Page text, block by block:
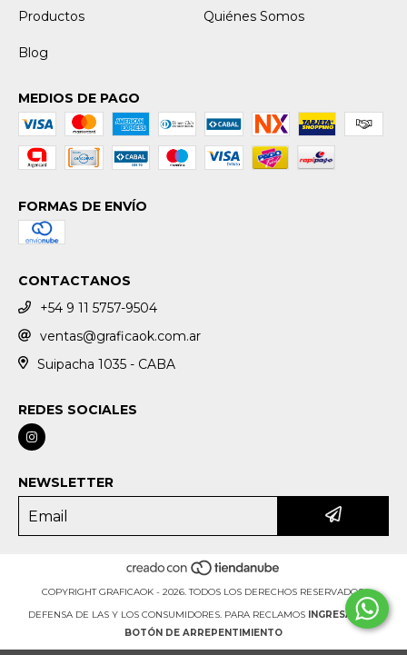
Productos Quiénes Somos
Blog
MEDIOS DE PAGO
FORMAS DE ENVÍO
CONTACTANOS
+54 9 11 5757-9504
ventas@graficaok.com.ar
Suipacha 1035 - CABA
REDES SOCIALES
NEWSLETTER
COPYRIGHT GRAFICAOK - 2026. TODOS LOS DERECHOS RESERVADOS.
DEFENSA DE LAS Y LOS CONSUMIDORES. PARA RECLAMOS INGRESÁ ACÁ.
BOTÓN DE ARREPENTIMIENTO